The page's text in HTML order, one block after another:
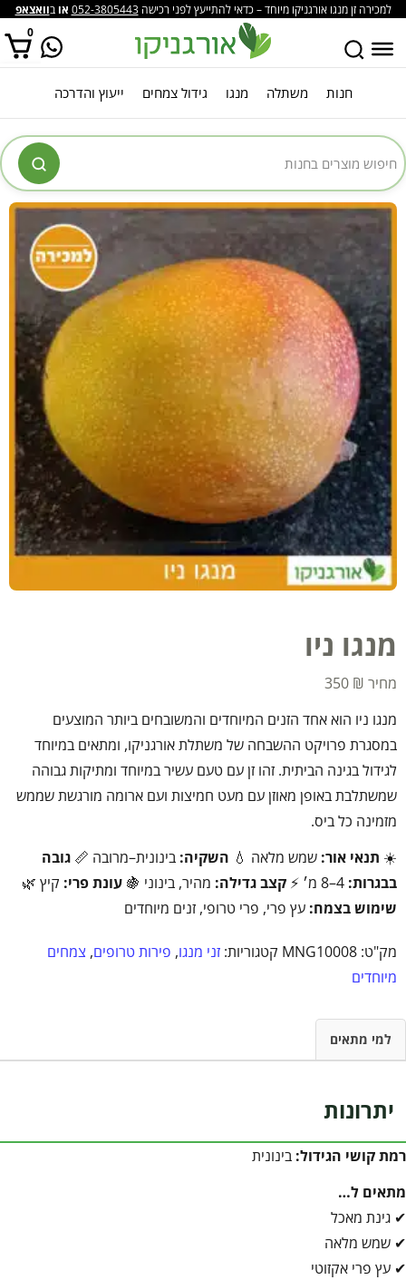
למכירה זן מנגו אורגניקו מיוחד – כדאי להתייעץ לפני רכישה052-3805443 אובוואצאפ
0
אין מוצרים בסל הקניות. חנות משתלה מנגו גידול צמחים ייעוץ והדרכה
מנגו ניו
350 ₪
מנגו ניו הוא אחד הזנים המיוחדים והמשובחים ביותר המוצעים
במסגרת פרויקט ההשבחה של משתלת אורגניקו, ומתאים במיוחד
לגידול בגינה הביתית. זהו זן עם טעם עשיר במיוחד ומתיקות גבוהה
שמשתלבת באופן מאוזן עם מעט חמיצות ועם ארומה מורגשת שממש
מזמינה כל ביס.
☀️ תנאי אור: שמש מלאה 💧 השקיה: בינונית–מרובה 📏 גובה
בבגרות: 4–8 מ׳ ⚡ קצב גדילה: מהיר, בינוני 🍇 עונת פרי: קיץ 🌿
שימוש בצמח: עץ פרי, פרי טרופי, זנים מיוחדים
מק"ט: MNG10008 קטגוריות: זני מנגו, פירות טרופים, צמחים
מיוחדים
למי מתאים
יתרונות
רמת קושי הגידול: בינונית
מתאים ל…
✔ גינת מאכל
✔ שמש מלאה
✔ עץ פרי אקזוטי